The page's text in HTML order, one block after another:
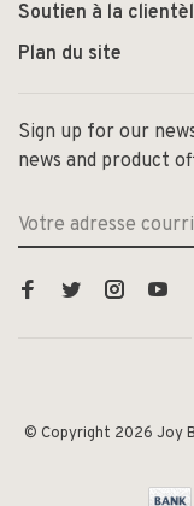
Soutien à la
Plan du site
Sign up for our
news and product
© Copyright 2026 Joy